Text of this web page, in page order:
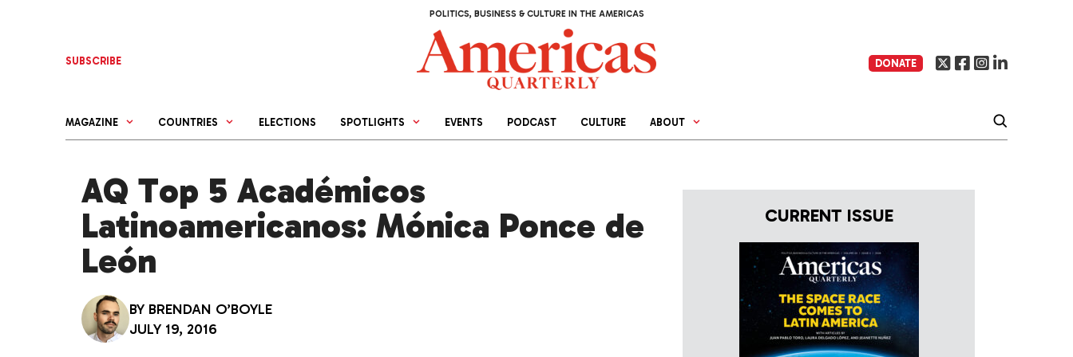
POLITICS, BUSINESS & CULTURE IN THE AMERICAS
SUBSCRIBE DONATE
MAGAZINE COUNTRIES ELECTIONS SPOTLIGHTS EVENTS PODCAST CULTURE ABOUT
AQ Top 5 Académicos
Latinoamericanos: Mónica Ponce de
León
BY BRENDAN O’BOYLE
JULY 19, 2016
CURRENT ISSUE